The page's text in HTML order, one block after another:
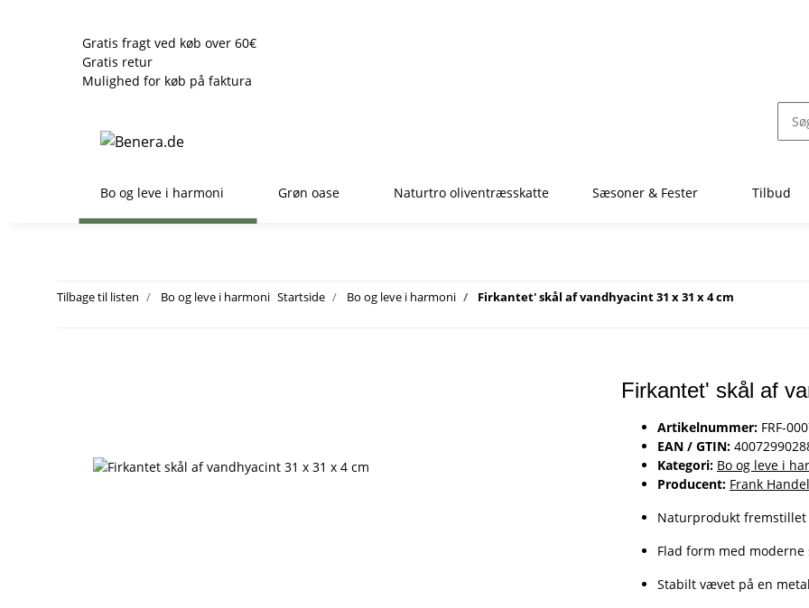
Gratis fragt ved køb over 60€
Gratis retur
Mulighed for køb på faktura
Bo og leve i harmoni Grøn oase Naturtro oliventræsskatte Sæsoner & Fester Tilbud
Tilbage til listen Bo og leve i harmoni Startside Bo og leve i harmoni Firkantet' skål af vandhyacint 31 x 31 x 4 cm
Firkantet' skål af
Artikelnummer: FRF-
EAN / GTIN:
Kategori: Bo og leve i
Producent: Frank
Naturprodukt
Flad form med
Stabilt vævet på en